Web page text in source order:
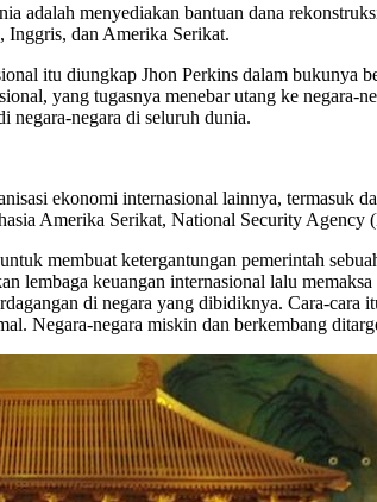
adalah menyediakan bantuan dana
Inggris, dan Amerika Serikat.
itu diungkap Jhon Perkins dalam bukunya
yang tugasnya menebar utang ke negara-
negara-negara di seluruh dunia.
ekonomi internasional lainnya, termasuk
Amerika Serikat, National Security Agency
membuat ketergantungan pemerintah
lembaga keuangan internasional lalu
di negara yang dibidiknya. Cara-
Negara-negara miskin dan berkembang